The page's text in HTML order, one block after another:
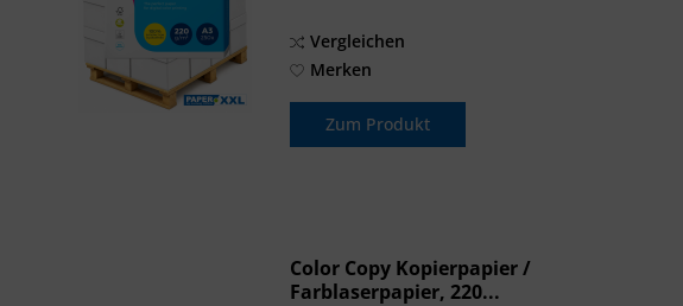
Vergleichen
Merken
Zum Produkt
Color Copy Kopierpapier /
Farblaserpapier, 220...